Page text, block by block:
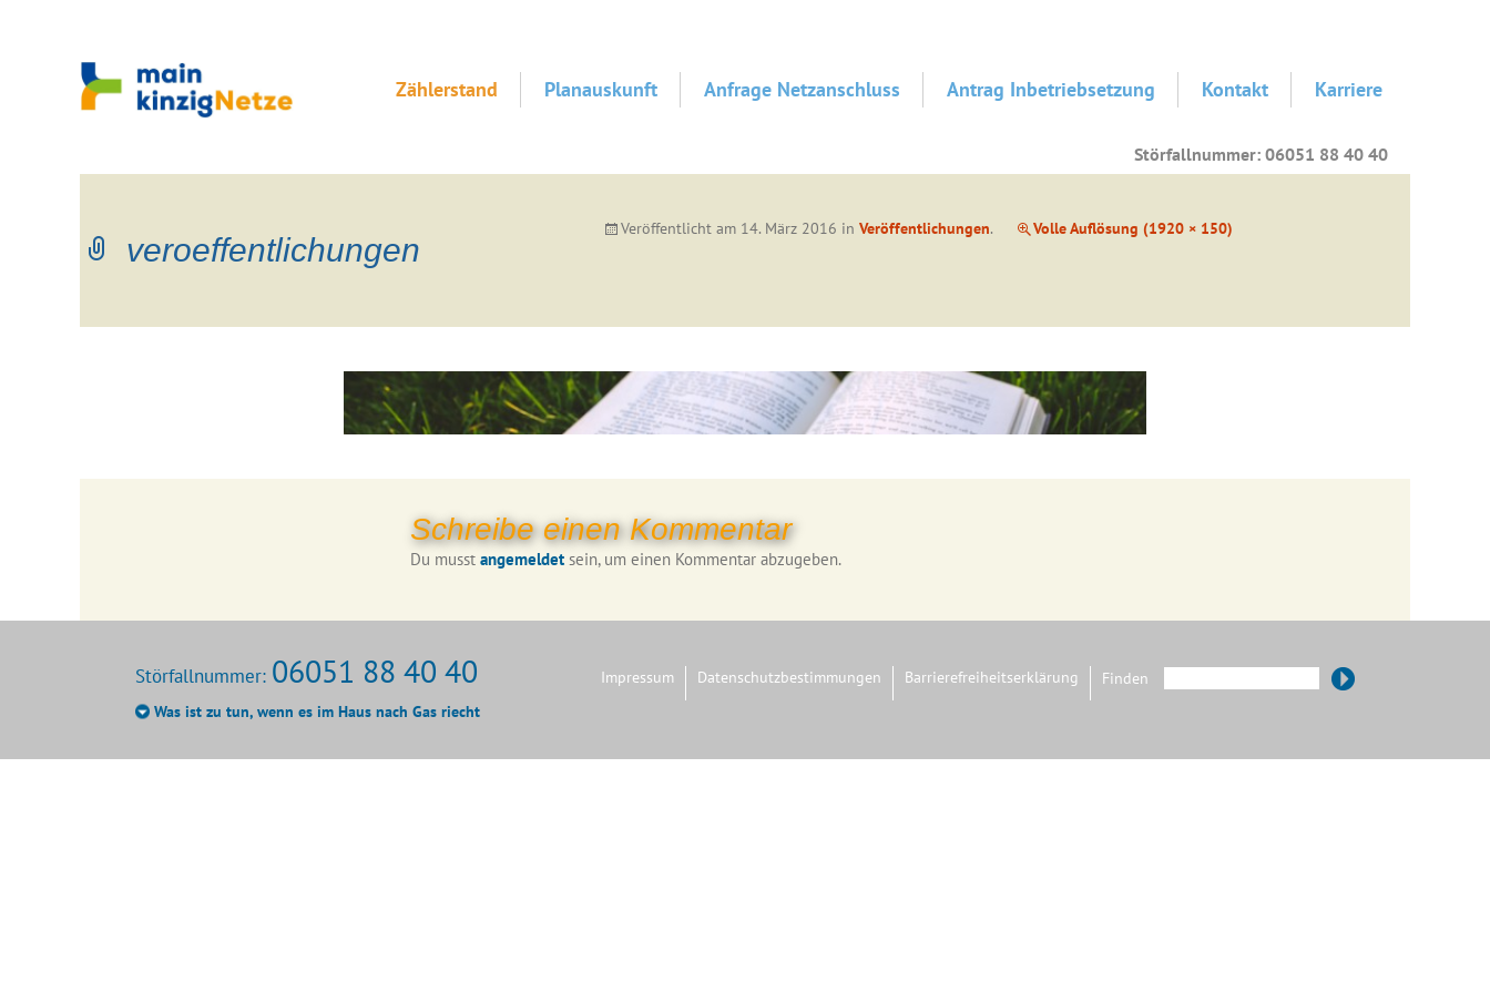
Zählerstand Planauskunft Anfrage Netzanschluss Antrag Inbetriebsetzung Kontakt Karriere
Störfallnummer: 06051 88 40 40
veroeffentlichungen
Veröffentlicht am 14. März 2016 in Veröffentlichungen. Volle Auflösung (1920 × 150)
Schreibe einen Kommentar
Du musst angemeldet sein, um einen Kommentar abzugeben.
Finden
Impressum Datenschutzbestimmungen Barrierefreiheitserklärung
Störfallnummer: 06051 88 40 40
Was ist zu tun, wenn es im Haus nach Gas riecht